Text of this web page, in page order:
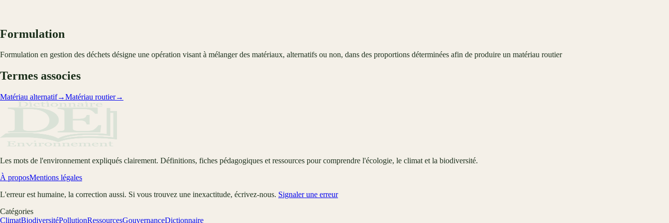
Formulation
Formulation en gestion des déchets désigne une opération visant à mélanger des matériaux, alternatifs ou non, dans des proportions déterminées afin de produire un matériau routier
Termes associes
Matériau alternatif→Matériau routier→
Les mots de l'environnement expliqués clairement. Définitions, fiches pédagogiques et ressources pour comprendre l'écologie, le climat et la biodiversité.
À proposMentions légales
L'erreur est humaine, la correction aussi. Si vous trouvez une inexactitude, écrivez-nous. Signaler une erreur
Catégories
ClimatBiodiversitéPollutionRessourcesGouvernanceDictionnaire